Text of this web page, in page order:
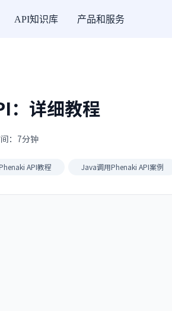
API知识库 产品和服务
：详细教程
：7分钟
API教程 Java调用Phenaki API案例